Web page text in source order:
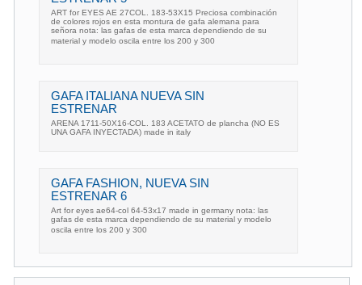
ART for EYES AE 27COL. 183-53X15 Preciosa combinación
de colores rojos en esta montura de gafa alemana para
señora nota: las gafas de esta marca dependiendo de su
material y modelo oscila entre los 200 y 300 
GAFA ITALIANA NUEVA SIN
ESTRENAR
ARENA 1711-50X16-COL. 183 ACETATO de plancha (NO ES
UNA GAFA INYECTADA) made in italy
GAFA FASHION, NUEVA SIN
ESTRENAR 6
Art for eyes ae64-col 64-53x17 made in germany nota: las
gafas de esta marca dependiendo de su material y modelo
oscila entre los 200 y 300 